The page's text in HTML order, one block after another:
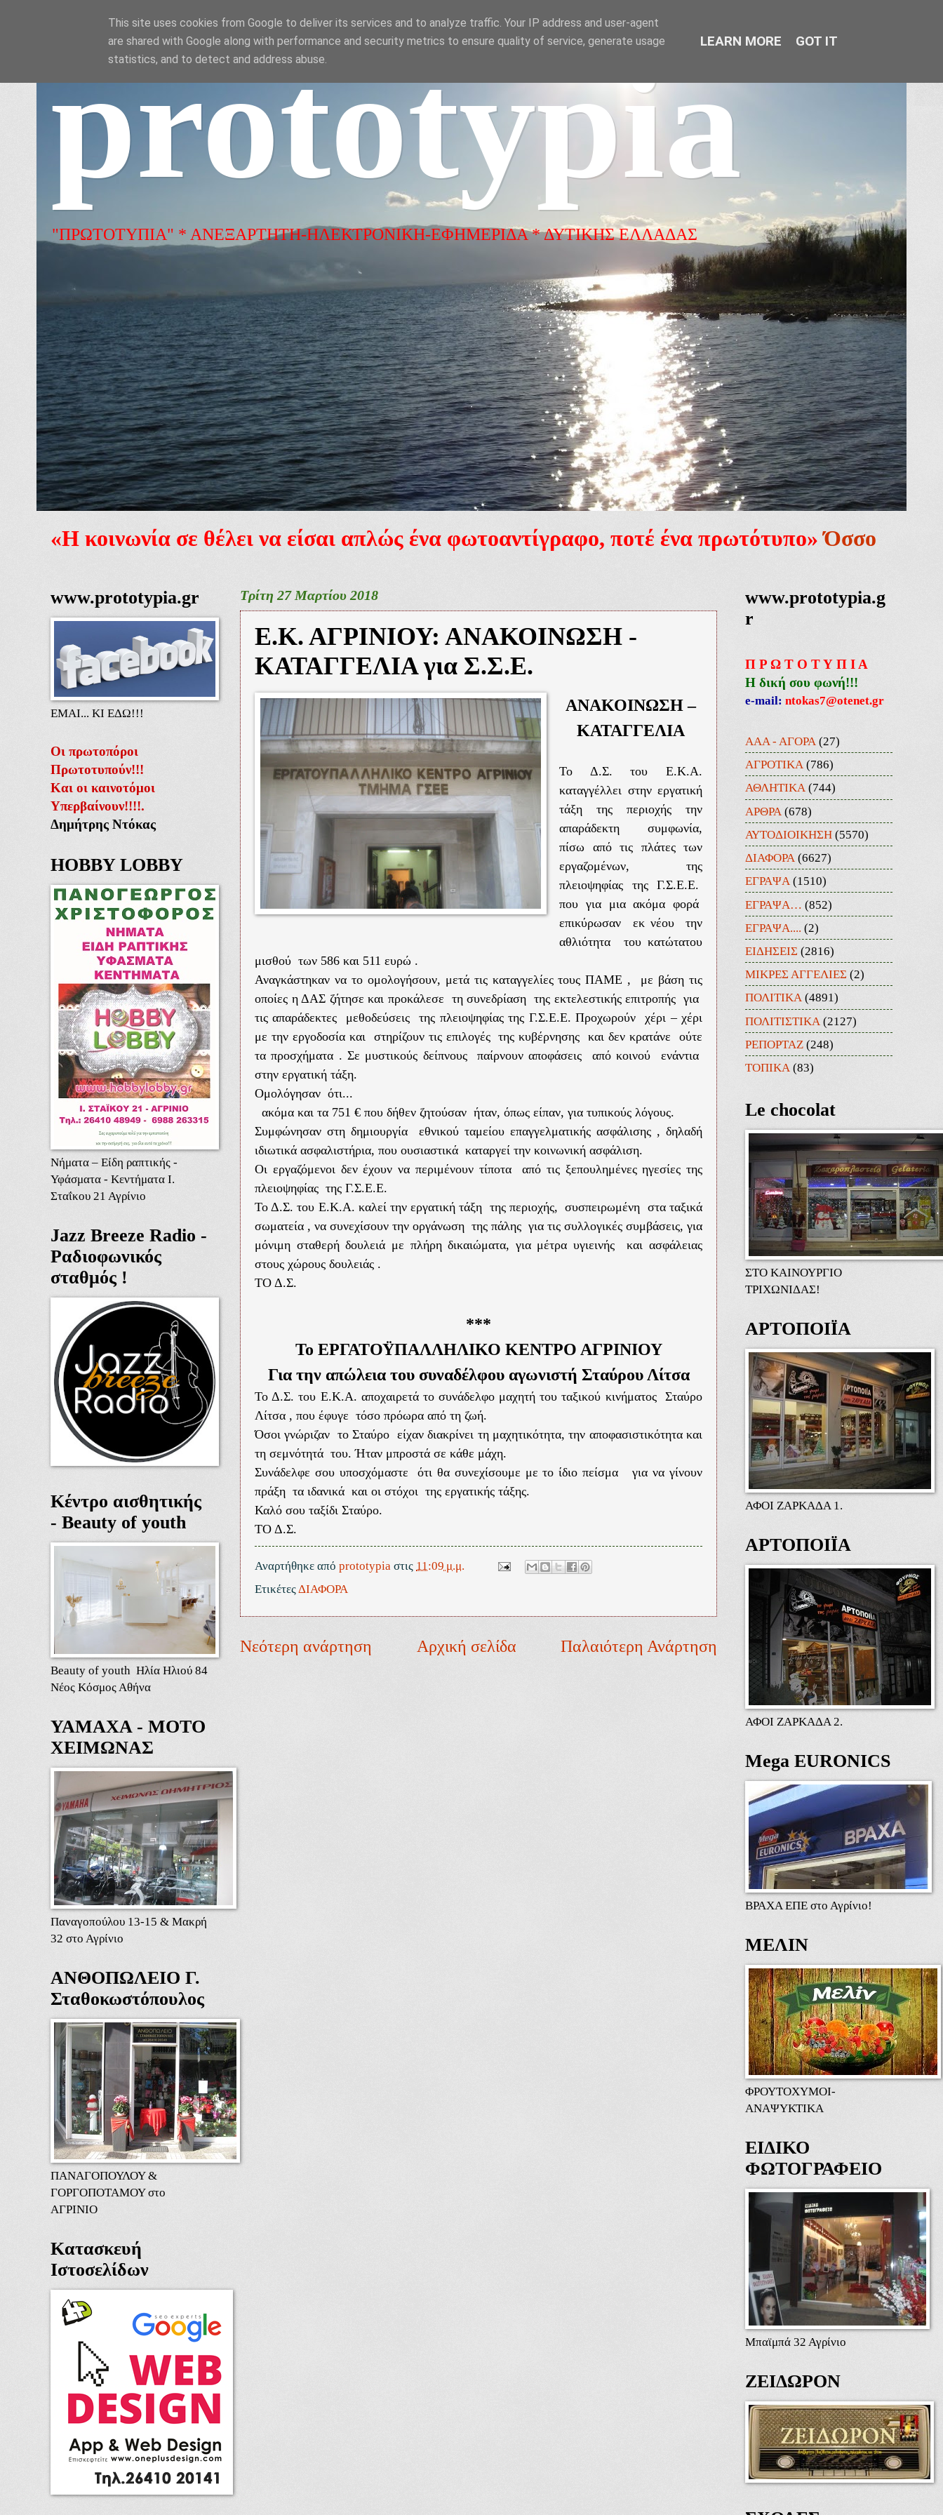
prototypia
"ΠΡΩΤΟΤΥΠΙΑ" * ΑΝΕΞΑΡΤΗΤΗ-ΗΛΕΚΤΡΟΝΙΚΗ-ΕΦΗΜΕΡΙΔΑ * ΔΥΤΙΚΗΣ ΕΛΛΑΔΑΣ
«Η κοινωνία σε θέλει να είσαι απλώς ένα φωτοαντίγραφο, ποτέ ένα πρωτότυπο» Όσσο
Τρίτη 27 Μαρτίου 2018
Ε.Κ. ΑΓΡΙΝΙΟΥ: ΑΝΑΚΟΙΝΩΣΗ -
ΚΑΤΑΓΓΕΛΙΑ για Σ.Σ.Ε.
ΑΝΑΚΟΙΝΩΣΗ –
ΚΑΤΑΓΓΕΛΙΑ
Το Δ.Σ. του Ε.Κ.Α.
καταγγέλλει στην εργατική
τάξη της περιοχής την
απαράδεκτη συμφωνία,
πίσω από τις πλάτες των
εργαζομένων, της
πλειοψηφίας της Γ.Σ.Ε.Ε.
που για μια ακόμα φορά
επικύρωσαν εκ νέου την
αθλιότητα του κατώτατου
μισθού των 586 και 511 ευρώ .
Αναγκάστηκαν να το ομολογήσουν, μετά τις καταγγελίες τους ΠΑΜΕ , με βάση τις
οποίες η ΔΑΣ ζήτησε και προκάλεσε τη συνεδρίαση της εκτελεστικής επιτροπής για
τις απαράδεκτες μεθοδεύσεις της πλειοψηφίας της Γ.Σ.Ε.Ε. Προχωρούν χέρι – χέρι
με την εργοδοσία και στηρίζουν τις επιλογές της κυβέρνησης και δεν κρατάνε ούτε
τα προσχήματα . Σε μυστικούς δείπνους παίρνουν αποφάσεις από κοινού ενάντια
στην εργατική τάξη.
Ομολόγησαν ότι...
ακόμα και τα 751 € που δήθεν ζητούσαν ήταν, όπως είπαν, για τυπικούς λόγους.
Συμφώνησαν στη δημιουργία εθνικού ταμείου επαγγελματικής ασφάλισης , δηλαδή
ιδιωτικά ασφαλιστήρια, που ουσιαστικά καταργεί την κοινωνική ασφάλιση.
Οι εργαζόμενοι δεν έχουν να περιμένουν τίποτα από τις ξεπουλημένες ηγεσίες της
πλειοψηφίας της Γ.Σ.Ε.Ε.
Το Δ.Σ. του Ε.Κ.Α. καλεί την εργατική τάξη της περιοχής, συσπειρωμένη στα ταξικά
σωματεία , να συνεχίσουν την οργάνωση της πάλης για τις συλλογικές συμβάσεις, για
μόνιμη σταθερή δουλειά με πλήρη δικαιώματα, για μέτρα υγιεινής και ασφάλειας
στους χώρους δουλειάς .
ΤΟ Δ.Σ.
***
Το ΕΡΓΑΤΟΫΠΑΛΛΗΛΙΚΟ ΚΕΝΤΡΟ ΑΓΡΙΝΙΟΥ
Για την απώλεια του συναδέλφου αγωνιστή Σταύρου Λίτσα
Το Δ.Σ. του Ε.Κ.Α. αποχαιρετά το συνάδελφο μαχητή του ταξικού κινήματος Σταύρο
Λίτσα , που έφυγε τόσο πρόωρα από τη ζωή.
Όσοι γνώριζαν το Σταύρο είχαν διακρίνει τη μαχητικότητα, την αποφασιστικότητα και
τη σεμνότητά του. Ήταν μπροστά σε κάθε μάχη.
Συνάδελφε σου υποσχόμαστε ότι θα συνεχίσουμε με το ίδιο πείσμα για να γίνουν
πράξη τα ιδανικά και οι στόχοι της εργατικής τάξης.
Καλό σου ταξίδι Σταύρο.
ΤΟ Δ.Σ.
Αναρτήθηκε από prototypia στις 11:09 μ.μ.
ΕτικέτεςΔΙΑΦΟΡΑ
Νεότερη ανάρτηση Παλαιότερη Ανάρτηση
Αρχική σελίδα
www.prototypia.gr
ΕΜΑΙ... ΚΙ ΕΔΩ!!!
Οι πρωτοπόροι
Πρωτοτυπούν!!!
Και οι καινοτόμοι
Υπερβαίνουν!!!!.
Δημήτρης Ντόκας
HOBBY LOBBY
Νήματα – Είδη ραπτικής -
Υφάσματα - Κεντήματα Ι.
Σταΐκου 21 Αγρίνιο
Jazz Breeze Radio -
Ραδιοφωνικός
σταθμός !
Κέντρο αισθητικής
- Beauty of youth
Beauty of youth Ηλία Ηλιού 84
Νέος Κόσμος Αθήνα
ΥΑΜΑΧΑ - ΜΟΤΟ
ΧΕΙΜΩΝΑΣ
Παναγοπούλου 13-15 & Μακρή
32 στο Αγρίνιο
ΑΝΘΟΠΩΛΕΙΟ Γ.
Σταθοκωστόπουλος
ΠΑΝΑΓΟΠΟΥΛΟΥ &
ΓΟΡΓΟΠΟΤΑΜΟΥ στο
ΑΓΡΙΝΙΟ
Κατασκευή
Ιστοσελίδων
www.prototypia.g
r
Π Ρ Ω Τ Ο Τ Υ Π Ι Α
Η δική σου φωνή!!!
e-mail: ntokas7@otenet.gr
ΑΑΑ - ΑΓΟΡΑ (27)
ΑΓΡΟΤΙΚΑ (786)
ΑΘΛΗΤΙΚΑ (744)
ΑΡΘΡΑ (678)
ΑΥΤΟΔΙΟΙΚΗΣΗ (5570)
ΔΙΑΦΟΡΑ (6627)
ΕΓΡΑΨΑ (1510)
ΕΓΡΑΨΑ… (852)
ΕΓΡΑΨΑ.... (2)
ΕΙΔΗΣΕΙΣ (2816)
ΜΙΚΡΕΣ ΑΓΓΕΛΙΕΣ (2)
ΠΟΛΙΤΙΚΑ (4891)
ΠΟΛΙΤΙΣΤΙΚΑ (2127)
ΡΕΠΟΡΤΑΖ (248)
ΤΟΠΙΚΑ (83)
Le chocolat
ΣΤΟ ΚΑΙΝΟΥΡΓΙΟ
ΤΡΙΧΩΝΙΔΑΣ!
ΑΡΤΟΠΟΙΪΑ
ΑΦΟΙ ΖΑΡΚΑΔΑ 1.
ΑΡΤΟΠΟΙΪΑ
ΑΦΟΙ ΖΑΡΚΑΔΑ 2.
Mega EURONICS
ΒΡΑΧΑ ΕΠΕ στο Αγρίνιο!
ΜΕΛΙΝ
ΦΡΟΥΤΟΧΥΜΟΙ-
ΑΝΑΨΥΚΤΙΚΑ
ΕΙΔΙΚΟ
ΦΩΤΟΓΡΑΦΕΙΟ
Μπαϊμπά 32 Αγρίνιο
ΖΕΙΔΩΡΟΝ
This site uses cookies from Google to deliver its services and to analyze traffic. Your IP address and user-agent
are shared with Google along with performance and security metrics to ensure quality of service, generate usage
statistics, and to detect and address abuse.
LEARN MORE GOT IT